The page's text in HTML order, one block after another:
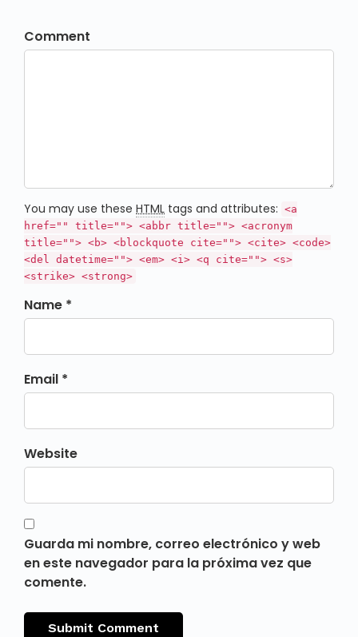
Comment
You may use these HTML tags and attributes: <a
href="" title=""> <abbr title=""> <acronym
title=""> <b> <blockquote cite=""> <cite> <code>
<del datetime=""> <em> <i> <q cite=""> <s>
<strike> <strong>
Name *
Email *
Website
Guarda mi nombre, correo electrónico y web
en este navegador para la próxima vez que
comente.